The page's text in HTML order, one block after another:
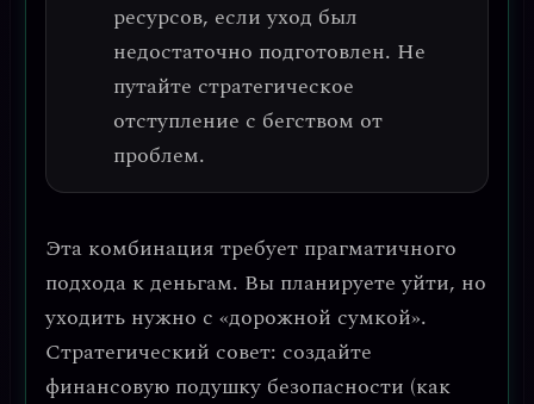
ресурсов, если уход был
недостаточно подготовлен. Не
путайте стратегическое
отступление с бегством от
проблем.
Эта комбинация требует прагматичного
подхода к деньгам. Вы планируете уйти, но
уходить нужно с «дорожной сумкой».
Стратегический совет: создайте
финансовую подушку безопасности (как